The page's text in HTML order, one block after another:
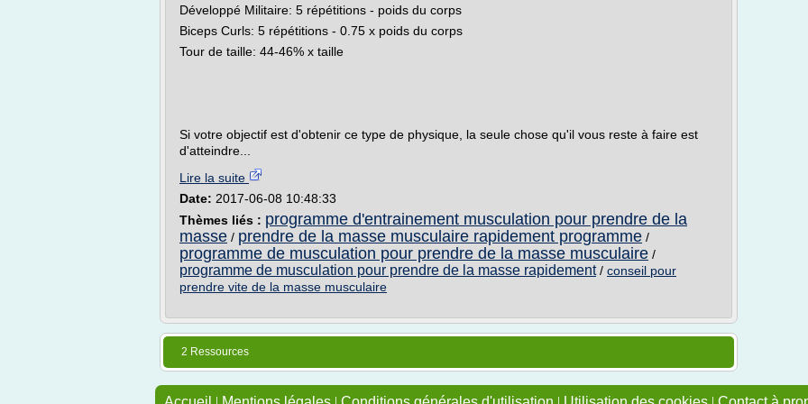
Développé Militaire: 5 répétitions - poids du corps
Biceps Curls: 5 répétitions - 0.75 x poids du corps
Tour de taille: 44-46% x taille
Si votre objectif est d'obtenir ce type de physique, la seule chose qu'il vous reste à faire est
d'atteindre...
Lire la suite
Date: 2017-06-08 10:48:33
Thèmes liés : programme d'entrainement musculation pour prendre de la
masse / prendre de la masse musculaire rapidement programme /
programme de musculation pour prendre de la masse musculaire /
programme de musculation pour prendre de la masse rapidement/ conseil pour
prendre vite de la masse musculaire
2 Ressources